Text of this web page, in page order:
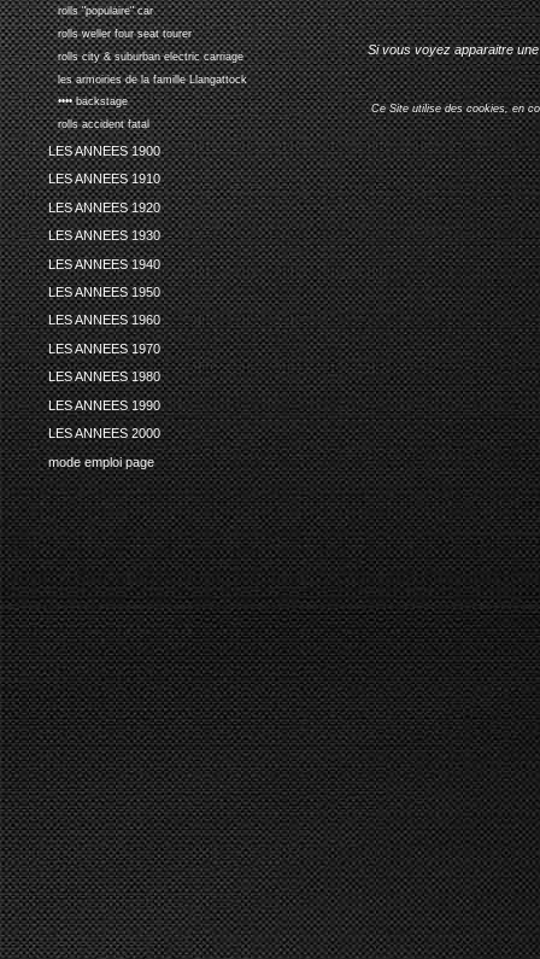
rolls "populaire" car
rolls weller four seat tourer
rolls city & suburban electric carriage
les armoiries de la famille Llangattock
•••• backstage
rolls accident fatal
LES ANNEES 1900
LES ANNEES 1910
LES ANNEES 1920
LES ANNEES 1930
LES ANNEES 1940
LES ANNEES 1950
LES ANNEES 1960
LES ANNEES 1970
LES ANNEES 1980
LES ANNEES 1990
LES ANNEES 2000
mode emploi page
Si vous voyez apparaitre
Ce Site utilise des cookies, en